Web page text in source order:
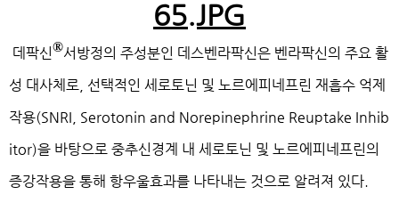
데팍신®서방정의 주성분인 데스벤라팍신은 벤라팍신의 주요 활
성 대사체로, 선택적인 세로토닌 및 노르에피네프린 재흡수 억제
작용(SNRI, Serotonin and Norepinephrine Reuptake Inhib
itor)을 바탕으로 중추신경계 내 세로토닌 및 노르에피네프린의
증강작용을 통해 항우울효과를 나타내는 것으로 알려져 있다.